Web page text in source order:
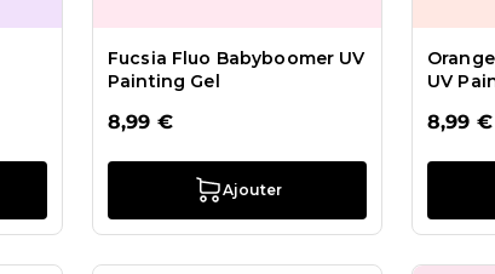
Fucsia Fluo Babyboomer UV
Painting Gel
8,99 €
Ajouter
UV
8,99 €